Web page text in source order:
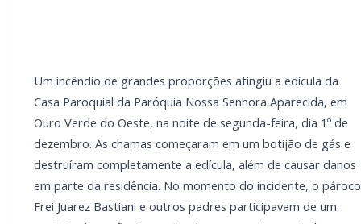
devido à reforma do salão paroquial e armazenava
materiais de festa. Todo o conteúdo foi perdido.
A resposta imediata da Defesa Civil Municipal, que
utilizou o caminhão-pipa da prefeitura, foi decisiva
para conter as chamas antes que alcançassem toda a
residência ou casas vizinhas. O Corpo de Bombeiros
de Toledo chegou em seguida, realizando o